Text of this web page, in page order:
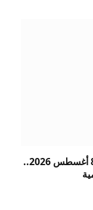
عناوين الصحف السودانية اليوم السبت 8 أغسطس 2026..